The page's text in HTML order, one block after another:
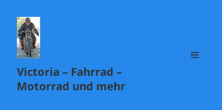
Victoria – Fahrrad –
Motorrad und mehr